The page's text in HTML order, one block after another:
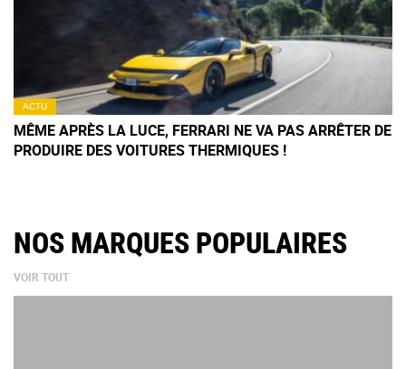
ACTU
MÊME APRÈS LA LUCE, FERRARI NE VA PAS ARRÊTER DE
PRODUIRE DES VOITURES THERMIQUES !
NOS MARQUES POPULAIRES
VOIR TOUT